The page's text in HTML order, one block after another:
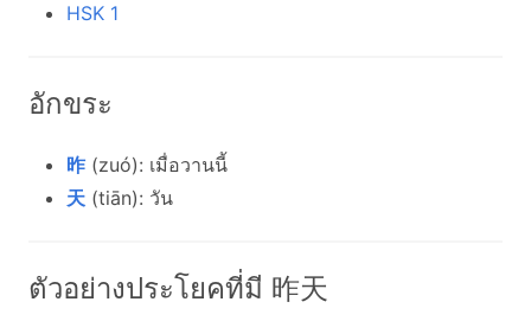
HSK 1
อักขระ
昨(zuó): เมื่อวานนี้
天 (tiān): วัน
ตัวอย่างประโยคที่มี 昨天